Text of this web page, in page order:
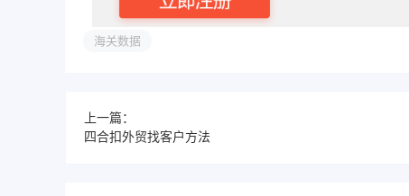
海关数据
上一篇：
四合扣外贸找客户方法